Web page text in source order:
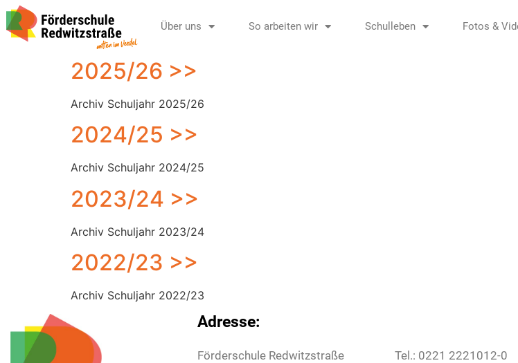
Über uns So arbeiten wir Schulleben Fotos &
2025/26 >>
Archiv Schuljahr 2025/26
2024/25 >>
Archiv Schuljahr 2024/25
2023/24 >>
Archiv Schuljahr 2023/24
2022/23 >>
Archiv Schuljahr 2022/23
Adresse:
Förderschule Redwitzstraße
Tel.: 0221 2221012-0